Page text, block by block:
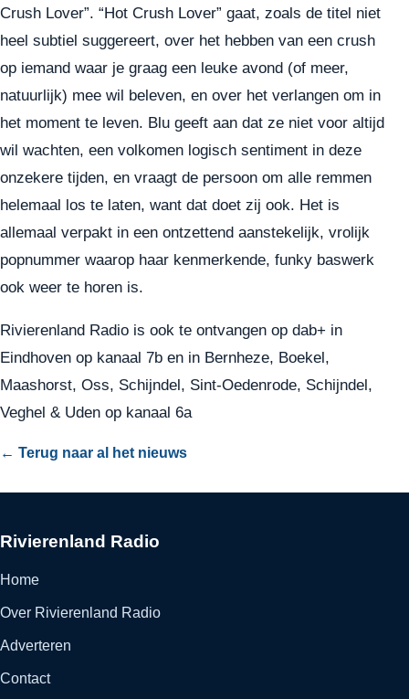
Crush Lover”. “Hot Crush Lover” gaat, zoals de titel niet
heel subtiel suggereert, over het hebben van een crush
op iemand waar je graag een leuke avond (of meer,
natuurlijk) mee wil beleven, en over het verlangen om in
het moment te leven. Blu geeft aan dat ze niet voor altijd
wil wachten, een volkomen logisch sentiment in deze
onzekere tijden, en vraagt de persoon om alle remmen
helemaal los te laten, want dat doet zij ook. Het is
allemaal verpakt in een ontzettend aanstekelijk, vrolijk
popnummer waarop haar kenmerkende, funky baswerk
ook weer te horen is.
Rivierenland Radio is ook te ontvangen op dab+ in
Eindhoven op kanaal 7b en in Bernheze, Boekel,
Maashorst, Oss, Schijndel, Sint-Oedenrode, Schijndel,
Veghel & Uden op kanaal 6a
← Terug naar al het nieuws
Rivierenland Radio
Home
Over Rivierenland Radio
Adverteren
Contact